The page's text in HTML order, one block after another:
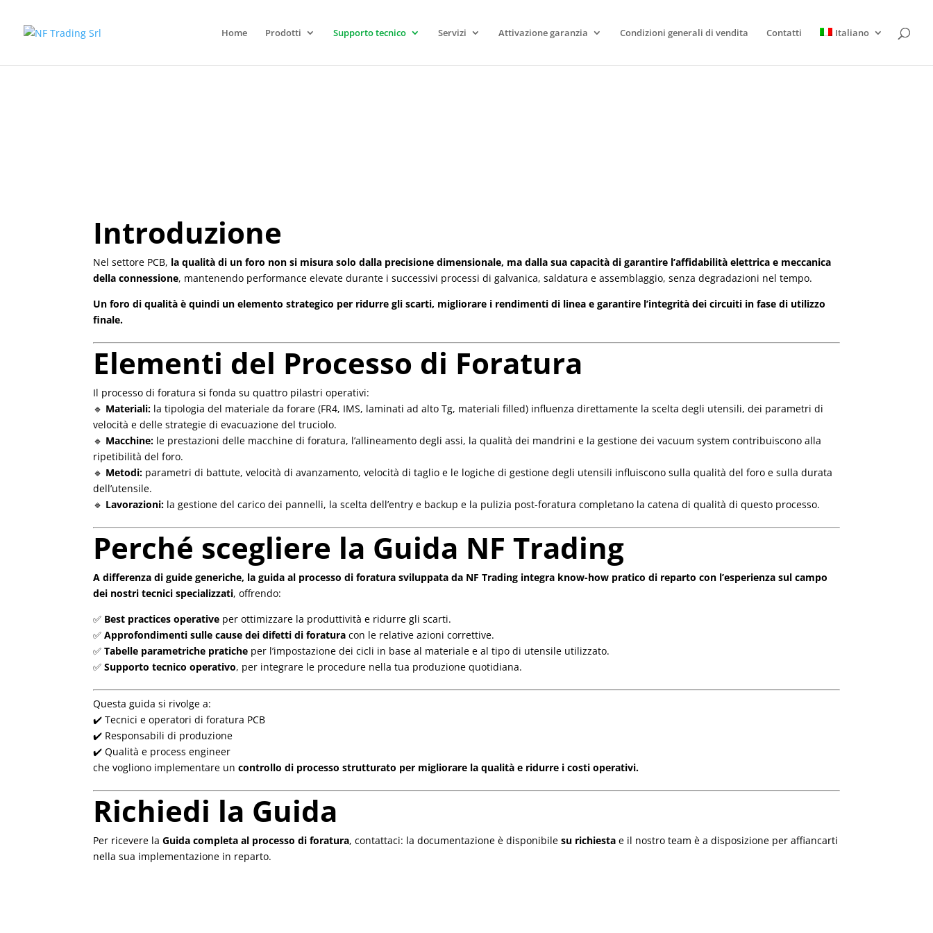
Home Prodotti Supporto tecnico Servizi Attivazione garanzia Condizioni generali di vendita Contatti Italiano
Introduzione
Nel settore PCB, la qualità di un foro non si misura solo dalla precisione dimensionale, ma dalla sua capacità di garantire l’affidabilità elettrica e meccanica
della connessione, mantenendo performance elevate durante i successivi processi di galvanica, saldatura e assemblaggio, senza degradazioni nel tempo.
Un foro di qualità è quindi un elemento strategico per ridurre gli scarti, migliorare i rendimenti di linea e garantire l’integrità dei circuiti in fase di utilizzo
finale.
Elementi del Processo di Foratura
Il processo di foratura si fonda su quattro pilastri operativi:
🔹 Materiali: la tipologia del materiale da forare (FR4, IMS, laminati ad alto Tg, materiali filled) influenza direttamente la scelta degli utensili, dei parametri di
velocità e delle strategie di evacuazione del truciolo.
🔹 Macchine: le prestazioni delle macchine di foratura, l’allineamento degli assi, la qualità dei mandrini e la gestione dei vacuum system contribuiscono alla
ripetibilità del foro.
🔹 Metodi: parametri di battute, velocità di avanzamento, velocità di taglio e le logiche di gestione degli utensili influiscono sulla qualità del foro e sulla durata
dell’utensile.
🔹 Lavorazioni: la gestione del carico dei pannelli, la scelta dell’entry e backup e la pulizia post-foratura completano la catena di qualità di questo processo.
Perché scegliere la Guida NF Trading
A differenza di guide generiche, la guida al processo di foratura sviluppata da NF Trading integra know-how pratico di reparto con l’esperienza sul campo
dei nostri tecnici specializzati, offrendo:
✅ Best practices operative per ottimizzare la produttività e ridurre gli scarti.
✅Approfondimenti sulle cause dei difetti di foratura con le relative azioni correttive.
✅Tabelle parametriche pratiche per l’impostazione dei cicli in base al materiale e al tipo di utensile utilizzato.
✅Supporto tecnico operativo, per integrare le procedure nella tua produzione quotidiana.
Questa guida si rivolge a:
✔️ Tecnici e operatori di foratura PCB
✔️ Responsabili di produzione
✔️ Qualità e process engineer
che vogliono implementare uncontrollo di processo strutturato per migliorare la qualità e ridurre i costi operativi.
Richiedi la Guida
Per ricevere laGuida completa al processo di foratura, contattaci: la documentazione è disponibilesu richiesta e il nostro team è a disposizione per affiancarti
nella sua implementazione in reparto.